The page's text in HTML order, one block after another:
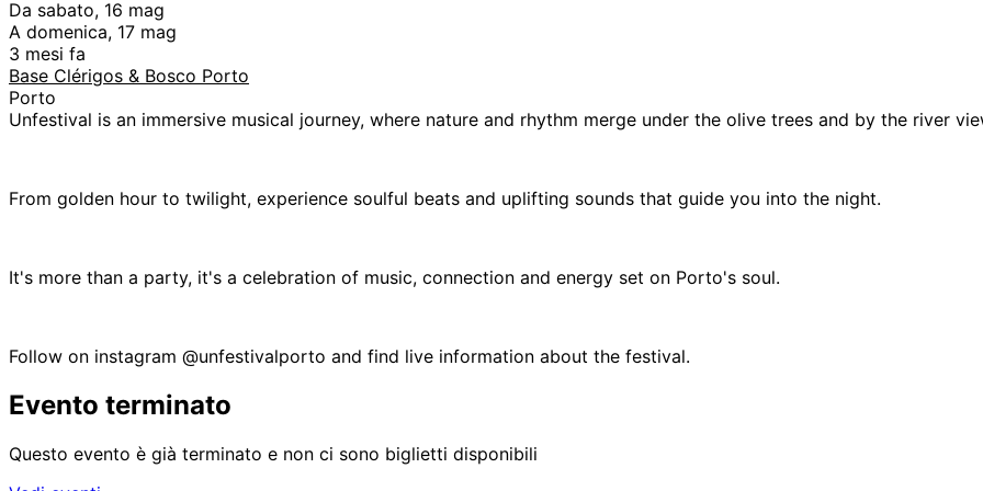
Da sabato, 16 mag
A domenica, 17 mag
3 mesi fa
Base Clérigos & Bosco Porto
Porto
Unfestival is an immersive musical journey, where nature and rhythm merge under the olive trees and by the river
From golden hour to twilight, experience soulful beats and uplifting sounds that guide you into the night.
It's more than a party, it's a celebration of music, connection and energy set on Porto's soul.
Follow on instagram @unfestivalporto and find live information about the festival.
Evento terminato
Questo evento è già terminato e non ci sono biglietti disponibili